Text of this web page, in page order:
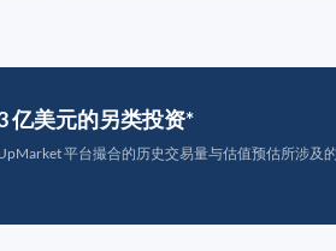
亿美元的另类投资*
平台撮合的历史交易量与估值预估所涉